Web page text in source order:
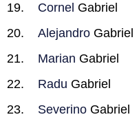
Cornel Gabriel
Alejandro Gabriel
Marian Gabriel
Radu Gabriel
Severino Gabriel